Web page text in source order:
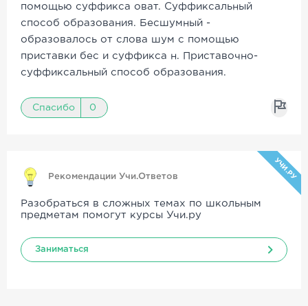
помощью суффикса оват. Суффиксальный
способ образования. Бесшумный -
образовалось от слова шум с помощью
приставки бес и суффикса н. Приставочно-
суффиксальный способ образования.
Спасибо 0
Рекомендации Учи.Ответов УЧИ.РУ
Разобраться в сложных темах по школьным
предметам помогут курсы Учи.ру
Заниматься